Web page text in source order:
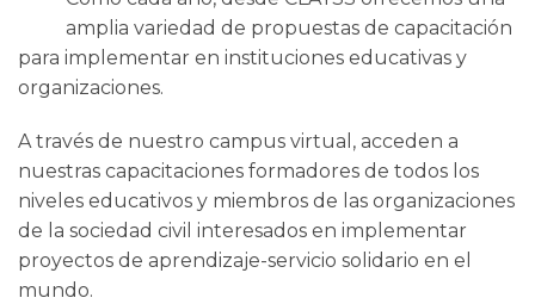
amplia variedad de propuestas de capacitación
para implementar en instituciones educativas y
organizaciones.
A través de nuestro campus virtual, acceden a
nuestras capacitaciones formadores de todos los
niveles educativos y miembros de las organizaciones
de la sociedad civil interesados en implementar
proyectos de aprendizaje-servicio solidario en el
mundo.